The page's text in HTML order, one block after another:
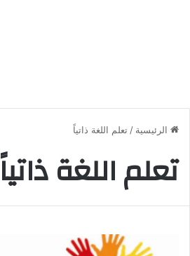
الرئيسية / تعلم اللغة ذاتياً
تعلم اللغة ذاتياً